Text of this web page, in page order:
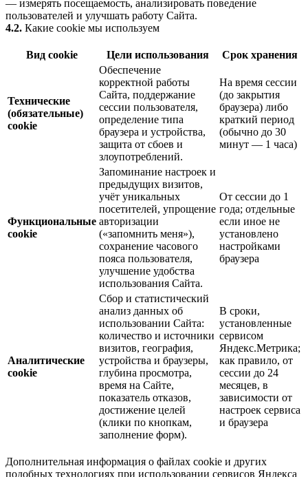
— измерять посещаемость, анализировать поведение
пользователей и улучшать работу Сайта.
4.2. Какие cookie мы используем
Вид cookie Цели использования Срок хранения
Технические
(обязательные)
cookie
Обеспечение
корректной работы
Сайта, поддержание
сессии пользователя,
определение типа
браузера и устройства,
защита от сбоев и
злоупотреблений.
На время сессии
(до закрытия
браузера) либо
краткий период
(обычно до 30
минут — 1 часа)
Функциональные
cookie
Запоминание настроек и
предыдущих визитов,
учёт уникальных
посетителей, упрощение
авторизации
(«запомнить меня»),
сохранение часового
пояса пользователя,
улучшение удобства
использования Сайта.
От сессии до 1
года; отдельные
если иное не
установлено
настройками
браузера
Аналитические
cookie
Сбор и статистический
анализ данных об
использовании Сайта:
количество и источники
визитов, география,
устройства и браузеры,
глубина просмотра,
время на Сайте,
показатель отказов,
достижение целей
(клики по кнопкам,
заполнение форм).
В сроки,
установленные
сервисом
Яндекс.Метрика;
как правило, от
сессии до 24
месяцев, в
зависимости от
настроек сервиса
и браузера
Дополнительная информация о файлах cookie и других
подобных технологиях при использовании сервисов Яндекса